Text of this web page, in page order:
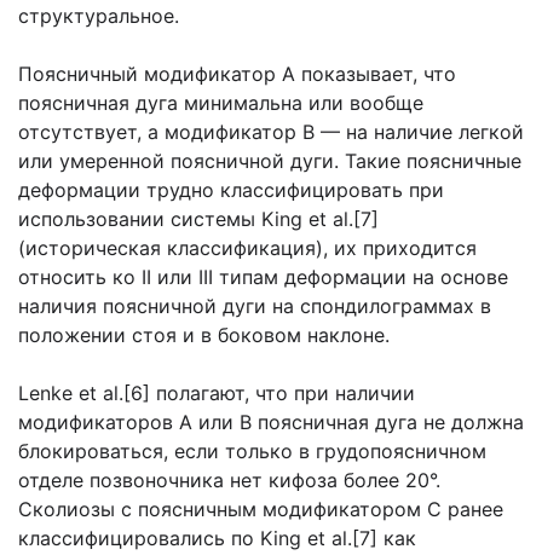
структуральное.
Поясничный модификатор А показывает, что
поясничная дуга минимальна или вообще
отсутствует, а модификатор В — на наличие легкой
или умеренной поясничной дуги. Такие поясничные
деформации трудно классифицировать при
использовании системы King et al.[7]
(историческая классификация), их приходится
относить ко II или III типам деформации на основе
наличия поясничной дуги на спондилограммах в
положении стоя и в боковом наклоне.
Lenke et al.[6] полагают, что при наличии
модификаторов А или В поясничная дуга не должна
блокироваться, если только в грудопоясничном
отделе позвоночника нет кифоза более 20°.
Сколиозы с поясничным модификатором С ранее
классифицировались по King et al.[7] как